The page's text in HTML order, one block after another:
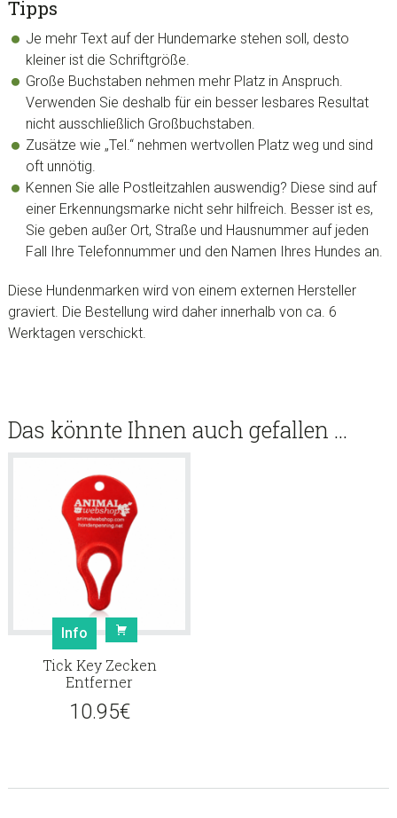
Tipps
Je mehr Text auf der Hundemarke stehen soll, desto
kleiner ist die Schriftgröße.
Große Buchstaben nehmen mehr Platz in Anspruch.
Verwenden Sie deshalb für ein besser lesbares Resultat
nicht ausschließlich Großbuchstaben.
Zusätze wie „Tel.“ nehmen wertvollen Platz weg und sind
oft unnötig.
Kennen Sie alle Postleitzahlen auswendig? Diese sind auf
einer Erkennungsmarke nicht sehr hilfreich. Besser ist es,
Sie geben außer Ort, Straße und Hausnummer auf jeden
Fall Ihre Telefonnummer und den Namen Ihres Hundes an.
Diese Hundenmarken wird von einem externen Hersteller
graviert. Die Bestellung wird daher innerhalb von ca. 6
Werktagen verschickt.
Das könnte Ihnen auch gefallen …
Info
Tick Key Zecken
Entferner
10.95€